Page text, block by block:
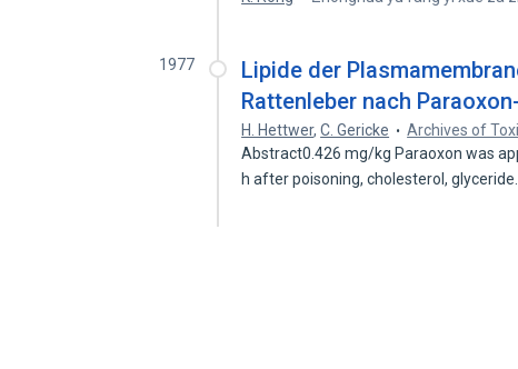
1977
Lipide der
Rattenleber nach
H. Hettwer,C. Gericke Archives of
Abstract0.426 mg/kg Paraoxon was
h after poisoning, cholesterol,